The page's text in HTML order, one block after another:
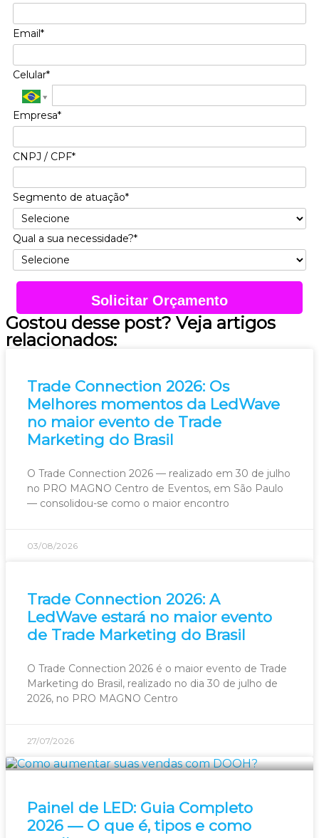
Email*
Celular*
Empresa*
CNPJ / CPF*
Segmento de atuação*
Qual a sua necessidade?*
Solicitar Orçamento
Gostou desse post? Veja artigos
relacionados:
Trade Connection 2026: Os
Melhores momentos da LedWave
no maior evento de Trade
Marketing do Brasil
O Trade Connection 2026 — realizado em 30 de julho
no PRO MAGNO Centro de Eventos, em São Paulo
— consolidou-se como o maior encontro
03/08/2026
Trade Connection 2026: A
LedWave estará no maior evento
de Trade Marketing do Brasil
O Trade Connection 2026 é o maior evento de Trade
Marketing do Brasil, realizado no dia 30 de julho de
2026, no PRO MAGNO Centro
27/07/2026
Painel de LED: Guia Completo
2026 — O que é, tipos e como